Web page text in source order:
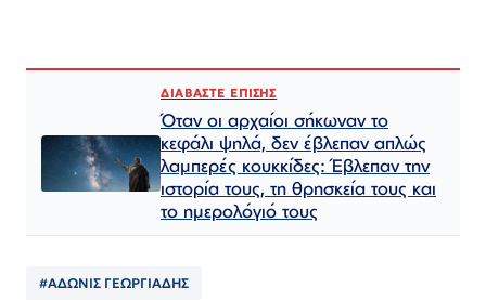
ΔΙΑΒΑΣΤΕ ΕΠΙΣΗΣ
Όταν οι αρχαίοι σήκωναν το
κεφάλι ψηλά, δεν έβλεπαν απλώς
λαμπερές κουκκίδες: Έβλεπαν την
ιστορία τους, τη θρησκεία τους και
το ημερολόγιό τους
#ΑΔΩΝΙΣ ΓΕΩΡΓΙΑΔΗΣ